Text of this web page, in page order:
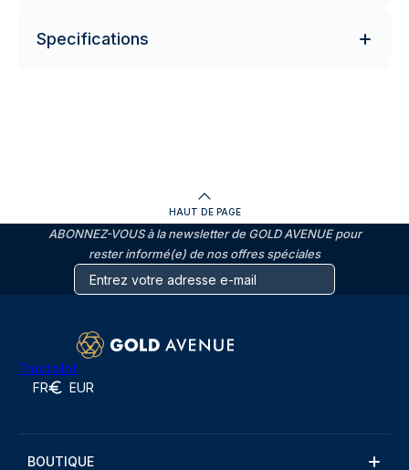
Specifications
HAUT DE PAGE
ABONNEZ-VOUS à la newsletter de GOLD AVENUE pour
rester informé(e) de nos offres spéciales
Trustpilot
FR EUR
BOUTIQUE